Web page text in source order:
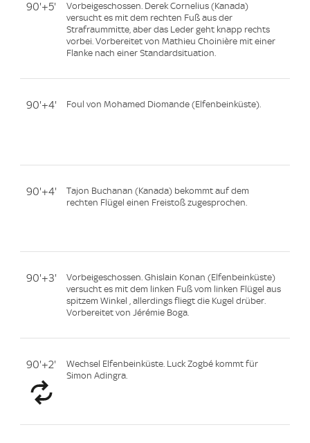
90'+5'
Vorbeigeschossen. Derek Cornelius (Kanada)
versucht es mit dem rechten Fuß aus der
Strafraummitte, aber das Leder geht knapp rechts
vorbei. Vorbereitet von Mathieu Choinière mit einer
Flanke nach einer Standardsituation.
90'+4' Foul von Mohamed Diomande (Elfenbeinküste).
90'+4'
Tajon Buchanan (Kanada) bekommt auf dem
rechten Flügel einen Freistoß zugesprochen.
90'+3'
Vorbeigeschossen. Ghislain Konan (Elfenbeinküste)
versucht es mit dem linken Fuß vom linken Flügel aus
spitzem Winkel , allerdings fliegt die Kugel drüber.
Vorbereitet von Jérémie Boga.
90'+2'
Wechsel Elfenbeinküste. Luck Zogbé kommt für
Simon Adingra.